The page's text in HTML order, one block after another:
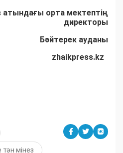
атындағы орта мектептің
директоры
Бәйтерек ауданы
zhaikpress.kz
тән мінез